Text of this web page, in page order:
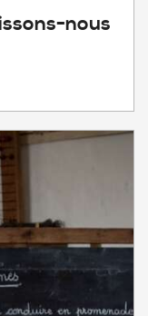
nous